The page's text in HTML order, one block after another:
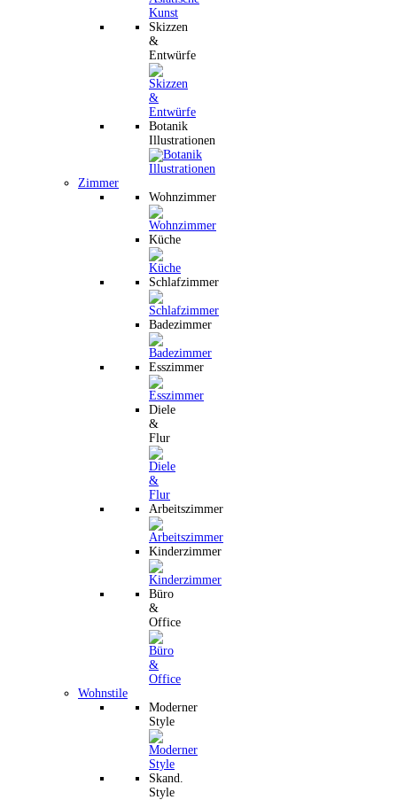
Skizzen
&
Entwürfe
Botanik
Illustrationen
Zimmer
Wohnzimmer
Küche
Schlafzimmer
Badezimmer
Esszimmer
Diele
&
Flur
Arbeitszimmer
Kinderzimmer
Büro
&
Office
Wohnstile
Moderner
Style
Skand.
Style